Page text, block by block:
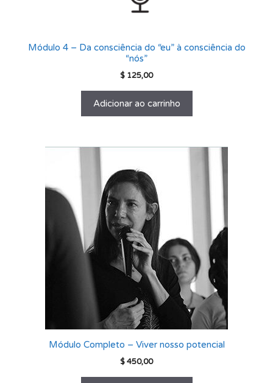
Módulo 4 – Da consciência do “eu” à consciência do
“nós”
$ 125,00
Adicionar ao carrinho
Módulo Completo – Viver nosso potencial
$450,00